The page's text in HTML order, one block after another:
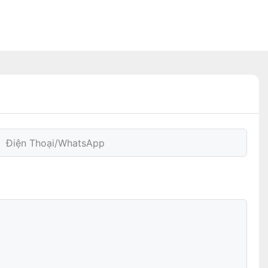
Điện Thoại/WhatsApp